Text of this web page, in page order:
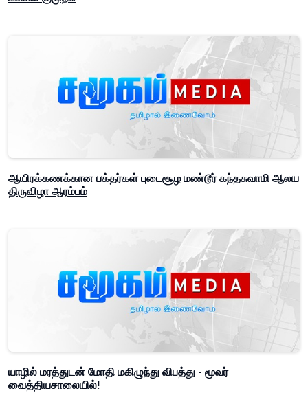
ஆயிரக்கணக்கான பக்தர்கள் புடைசூழ மண்டூர் கந்தசுவாமி ஆலய
திருவிழா ஆரம்பம்
யாழில் மரத்துடன் மோதி மகிழுந்து விபத்து - மூவர்
வைத்தியசாலையில்!